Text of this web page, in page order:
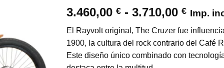
3.460,00€ - 3.710,00€Rango
desde
Imp.
El Rayvolt original, The Cruzer fue
1900, la cultura del rock contrario del Café
Este diseño único combinado con